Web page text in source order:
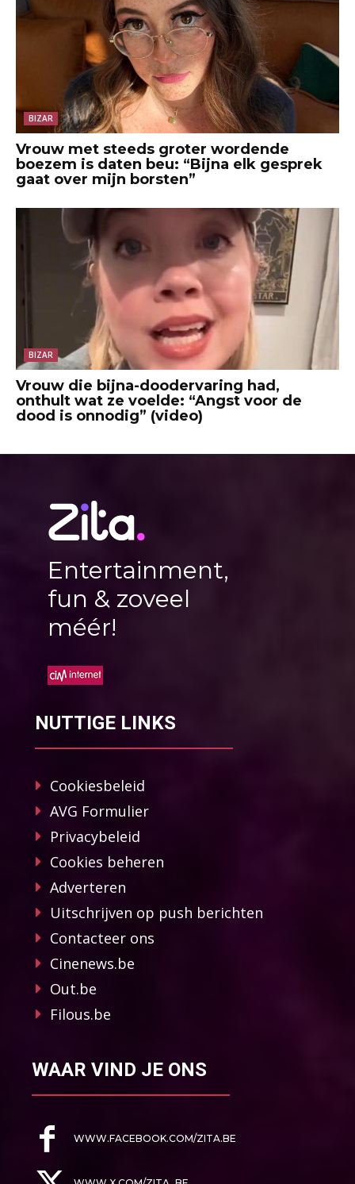
BIZAR
Vrouw met steeds groter wordende
boezem is daten beu: “Bijna elk gesprek
gaat over mijn borsten”
BIZAR
Vrouw die bijna-doodervaring had,
onthult wat ze voelde: “Angst voor de
dood is onnodig” (video)
Entertainment,
fun & zoveel
méér!
NUTTIGE LINKS
Cookiesbeleid
AVG Formulier
Privacybeleid
Cookies beheren
Adverteren
Uitschrijven op push berichten
Contacteer ons
Cinenews.be
Out.be
Filous.be
WAAR VIND JE ONS
WWW.FACEBOOK.COM/ZITA.BE